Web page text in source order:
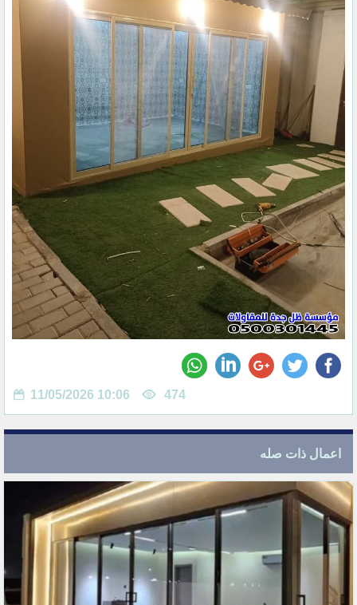
11/05/2026 10:06 474
اعمال ذات صله